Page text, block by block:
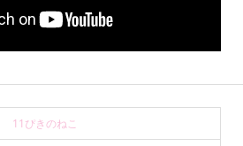
11ぴきのねこ